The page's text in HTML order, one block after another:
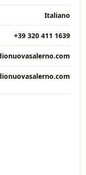
Italiano
+39 320 411 1639